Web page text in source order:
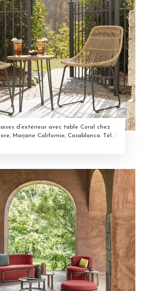
d’extérieur avec table Coral chez
Marjane Californie, Casablanca. Tél. :